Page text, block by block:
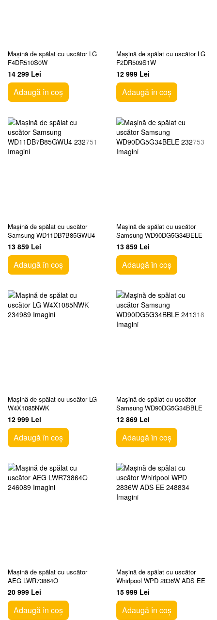
Mașină de spălat cu uscător LG
F4DR510S0W
14 299 Lei
Adaugă în coș
Mașină de spălat cu uscător LG
F2DR509S1W
12 999 Lei
Adaugă în coș
Mașină de spălat cu uscător
Samsung WD11DB7B85GWU4
13 859 Lei
Adaugă în coș
Mașină de spălat cu uscător
Samsung WD90DG5G34BELE
13 859 Lei
Adaugă în coș
Mașină de spălat cu uscător LG
W4X1085NWK
12 999 Lei
Adaugă în coș
Mașină de spălat cu uscător
Samsung WD90DG5G34BBLE
12 869 Lei
Adaugă în coș
Mașină de spălat cu uscător
AEG LWR73864O
20 999 Lei
Adaugă în coș
Mașină de spălat cu uscător
Whirlpool WPD 2836W ADS EE
15 999 Lei
Adaugă în coș